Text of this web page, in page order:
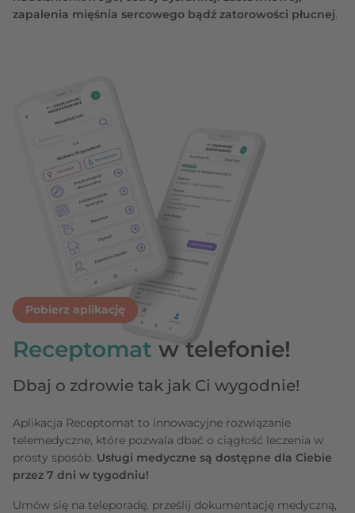
zapalenia mięśnia sercowego bądź zatorowości płucnej.
Pobierz aplikację
Receptomat w telefonie!
Dbaj o zdrowie tak jak Ci wygodnie!
Aplikacja Receptomat to innowacyjne rozwiązanie
telemedyczne, które pozwala dbać o ciągłość leczenia w
prosty sposób. Usługi medyczne są dostępne dla Ciebie
przez 7 dni w tygodniu!
Umów się na teleporadę, prześlij dokumentację medyczną,